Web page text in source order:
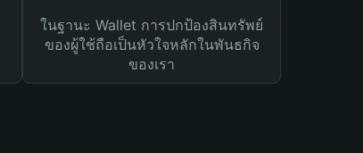
ในฐานะ Wallet การปกป้องสินทรัพย์
ของผู้ใช้ถือเป็นหัวใจหลักในพันธกิจ
ของเรา